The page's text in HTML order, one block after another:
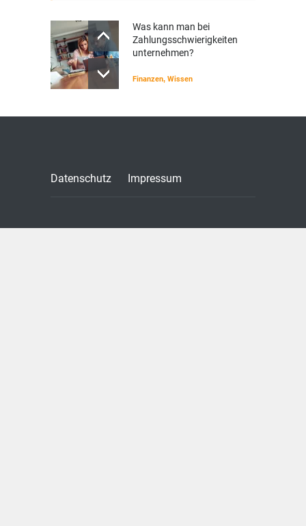
Was kann man bei
Zahlungsschwierigkeiten
unternehmen?
Finanzen, Wissen
Datenschutz Impressum